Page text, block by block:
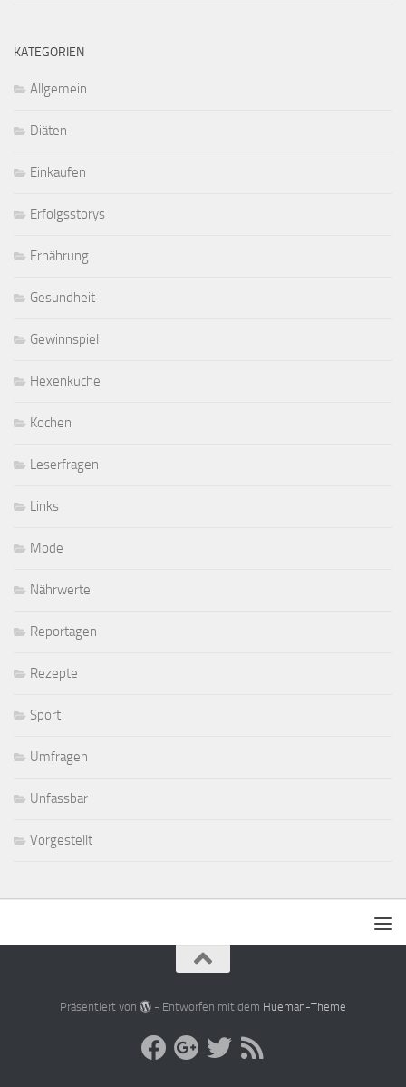
KATEGORIEN
Allgemein
Diäten
Einkaufen
Erfolgsstorys
Ernährung
Gesundheit
Gewinnspiel
Hexenküche
Kochen
Leserfragen
Links
Mode
Nährwerte
Reportagen
Rezepte
Sport
Umfragen
Unfassbar
Vorgestellt
Präsentiert von - Entworfen mit dem Hueman-Theme